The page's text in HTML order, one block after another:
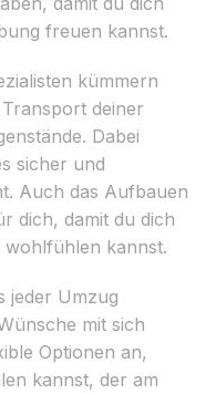
freuen kannst.
kümmern
deiner
Dabei
sicher und
Auch das Aufbauen
dich, damit du dich
kannst.
jeder Umzug
mit sich
Optionen an,
kannst, der am